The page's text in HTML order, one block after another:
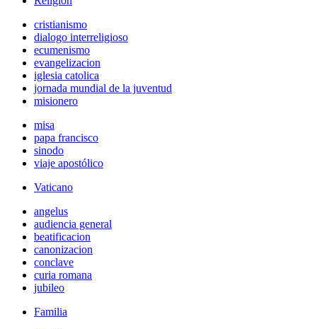
cristianismo
dialogo interreligioso
ecumenismo
evangelizacion
iglesia catolica
jornada mundial de la juventud
misionero
misa
papa francisco
sinodo
viaje apostólico
Vaticano
angelus
audiencia general
beatificacion
canonizacion
conclave
curia romana
jubileo
Familia